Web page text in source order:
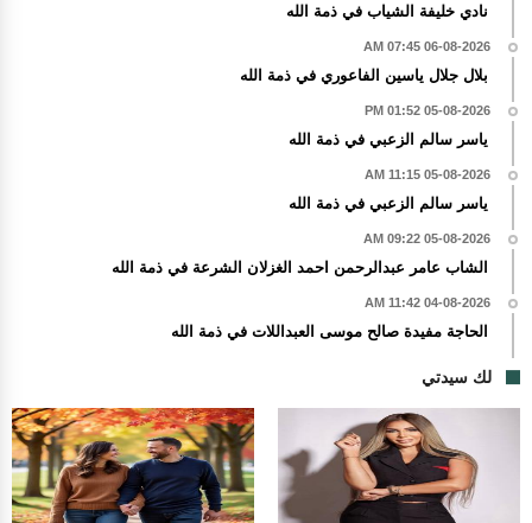
نادي خليفة الشياب في ذمة الله
06-08-2026 07:45 AM
بلال جلال ياسين الفاعوري في ذمة الله
05-08-2026 01:52 PM
ياسر سالم الزعبي في ذمة الله
05-08-2026 11:15 AM
ياسر سالم الزعبي في ذمة الله
05-08-2026 09:22 AM
الشاب عامر عبدالرحمن احمد الغزلان الشرعة في ذمة الله
04-08-2026 11:42 AM
الحاجة مفيدة صالح موسى العبداللات في ذمة الله
لك سيدتي